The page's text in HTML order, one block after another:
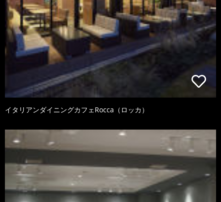
イタリアンダイニングカフェRocca（ロッカ）